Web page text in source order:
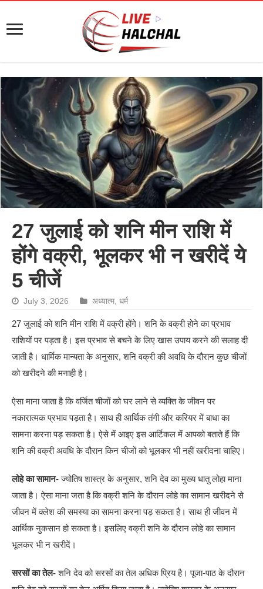
27 जुलाई को शनि मीन राशि में
होंगे वक्री, भूलकर भी न खरीदें ये
5 चीजें
July 3, 2026 अध्यात्म,धर्म
27 जुलाई को शनि मीन राशि में वक्री होंगे। शनि के वक्री होने का प्रभाव
राशियों पर पड़ता है। इस प्रभाव से बचने के लिए खास उपाय करने की सलाह दी
जाती है। धार्मिक मान्यता के अनुसार, शनि वक्री की अवधि के दौरान कुछ चीजों
को खरीदने की मनाही है।
ऐसा माना जाता है कि वर्जित चीजों को घर लाने से व्यक्ति के जीवन पर
नकारात्मक प्रभाव पड़ता है। साथ ही आर्थिक तंगी और करियर में बाधा का
सामना करना पड़ सकता है। ऐसे में आइए इस आर्टिकल में आपको बताते हैं कि
शनि की वक्री अवधि के दौरान किन चीजों को भूलकर भी नहीं खरीदना चाहिए।
लोहे का सामान-ज्योतिष शास्त्र के अनुसार, शनि देव का मुख्य धातु लोहा माना
जाता है। ऐसा माना जता है कि वक्री शनि के दौरान लोहे का सामान खरीदने से
जीवन में क्लेश की समस्या का सामना करना पड़ सकता है। साथ ही जीवन में
आर्थिक नुकसान हो सकता है। इसलिए वक्री शनि के दौरान लोहे का सामान
भूलकर भी न खरीदें।
सरसों का तेल-शनि देव को सरसों का तेल अधिक प्रिय है। पूजा-पाठ के दौरान